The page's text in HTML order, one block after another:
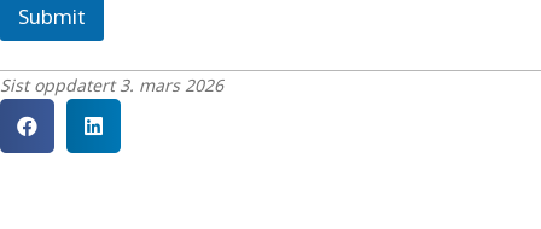
Submit
Sist oppdatert 3. mars 2026